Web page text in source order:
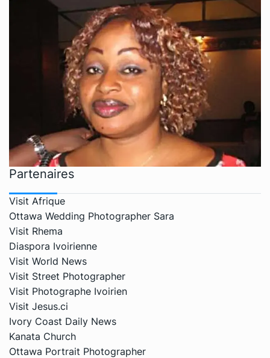
Partenaires
Visit Afrique
Ottawa Wedding Photographer Sara
Visit Rhema
Diaspora Ivoirienne
Visit World News
Visit Street Photographer
Visit Photographe Ivoirien
Visit Jesus.ci
Ivory Coast Daily News
Kanata Church
Ottawa Portrait Photographer